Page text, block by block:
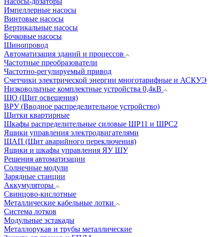
Импеллерные насосы
Винтовые насосы
Вертикальные насосы
Бочковые насосы
Шинопровод
Автоматизация зданий и процессов
Частотные преобразователи
Частотно-регулируемый привод
Счетчики электрической энергии многотарифные и АСКУЭ
Низковольтные комплектные устройства 0,4кВ
ЩО (Щит освещения)
ВРУ (Вводное распределительное устройство)
Щитки квартирные
Шкафы распределительные силовые ШР11 и ШРС2
Ящики управления электродвигателями
ЩАП (Щит аварийного переключения)
Ящики и шкафы управления ЯУ ШУ
Решения автоматизации
Солнечные модули
Зарядные станции
Аккумуляторы
Свинцово-кислотные
Металлические кабельные лотки
Система лотков
Модульные эстакады
Металлорукав и трубы металлические